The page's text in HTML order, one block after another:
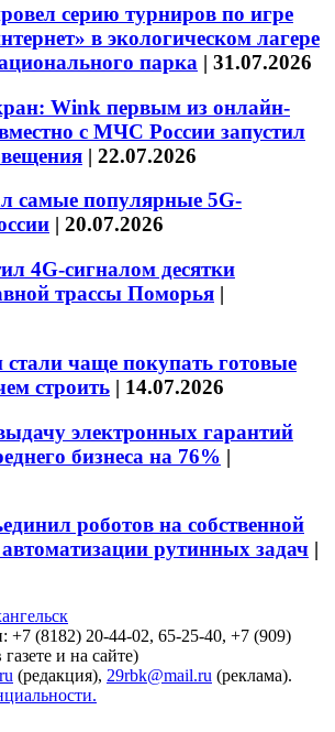
серию турниров по игре
в экологическом лагере
парка | 31.07.2026
Wink первым из онлайн-
с МЧС России запустил
| 22.07.2026
самые популярные 5G-
| 20.07.2026
4G-сигналом десятки
трассы Поморья |
чаще покупать готовые
строить | 14.07.2026
электронных гарантий
бизнеса на 76% |
роботов на собственной
рутинных задач |
+7 (8182) 20-44-02, 65-25-40, +7 (909)
и на сайте)
(редакция), 29rbk@mail.ru (реклама).